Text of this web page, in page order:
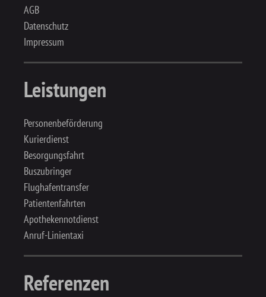
AGB
Datenschutz
Impressum
Leistungen
Personenbeförderung
Kurierdienst
Besorgungsfahrt
Buszubringer
Flughafentransfer
Patientenfahrten
Apothekennotdienst
Anruf-Linientaxi
Referenzen